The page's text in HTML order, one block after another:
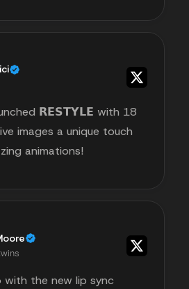
𝗥𝗘𝗦𝗧𝗬𝗟𝗘 with 18
images a unique touch
animations!
the new lip sync